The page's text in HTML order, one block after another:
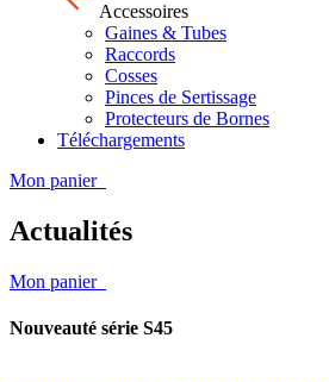
Accessoires
Gaines & Tubes
Raccords
Cosses
Pinces de Sertissage
Protecteurs de Bornes
Téléchargements
Mon panier
Actualités
Mon panier
Nouveauté série S45